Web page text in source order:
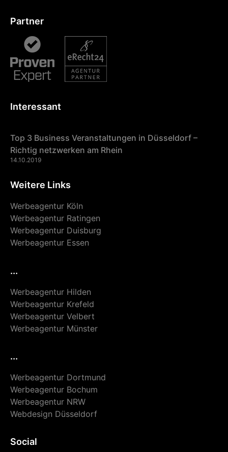
Partner
Interessant
Top 3 Business Veranstaltungen in Düsseldorf –
Richtig netzwerken am Rhein
14.10.2019
Weitere Links
Werbeagentur Köln
Werbeagentur Ratingen
Werbeagentur Duisburg
Werbeagentur Essen
...
Werbeagentur Hilden
Werbeagentur Krefeld
Werbeagentur Velbert
Werbeagentur Münster
...
Werbeagentur Dortmund
Werbeagentur Bochum
Werbeagentur NRW
Webdesign Düsseldorf
Social